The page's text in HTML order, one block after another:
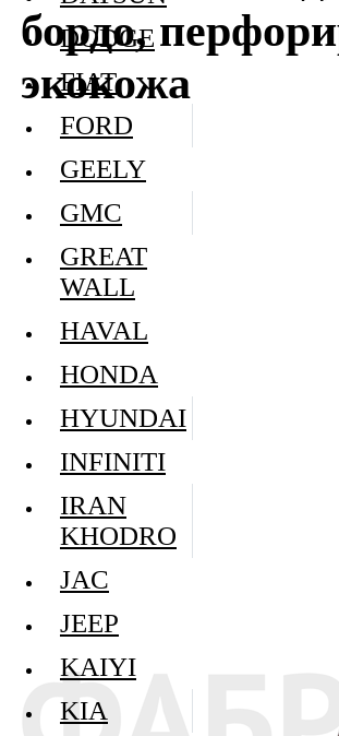
бордо,
экокожа
DODGE
FIAT
FORD
GEELY
GMC
GREAT
WALL
HAVAL
HONDA
HYUNDAI
INFINITI
IRAN
KHODRO
JAC
JEEP
KAIYI
KIA